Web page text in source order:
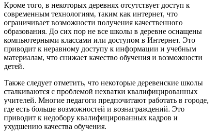
Кроме того, в некоторых деревнях отсутствует доступ к
современным технологиям, таким как интернет, что
ограничивает возможности получения качественного
образования. До сих пор не все школы в деревне оснащены
компьютерными классами или доступом в Интернет. Это
приводит к неравному доступу к информации и учебным
материалам, что снижает качество обучения и возможности
детей.
Также следует отметить, что некоторые деревенские школы
сталкиваются с проблемой нехватки квалифицированных
учителей. Многие педагоги предпочитают работать в городе,
где есть больше возможностей и вознаграждений. Это
приводит к недобору квалифицированных кадров и
ухудшению качества обучения.